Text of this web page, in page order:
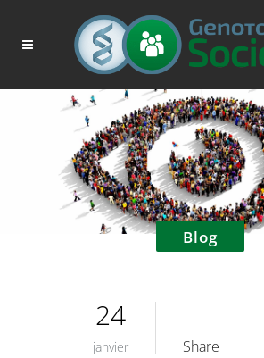
Blog
24
janvier Share